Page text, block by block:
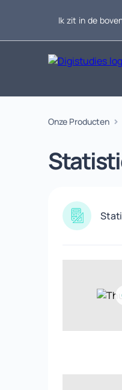
Ik zit in de
Exacte vakken
Onze Producten